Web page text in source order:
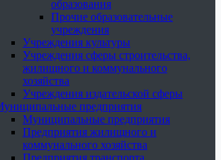
образования
Прочие образовательные
учреждения
Учреждения культуры
Учреждения сферы строительства,
жилищного и коммунального
хозяйства
Учреждения издательской сферы
предприятия
Муниципальные предприятия
Предприятия жилищного и
коммунального хозяйства
Предприятия транспорта